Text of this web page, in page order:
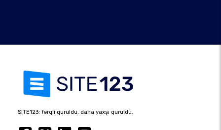
SITE123: fərqli quruldu, daha yaxşı quruldu.